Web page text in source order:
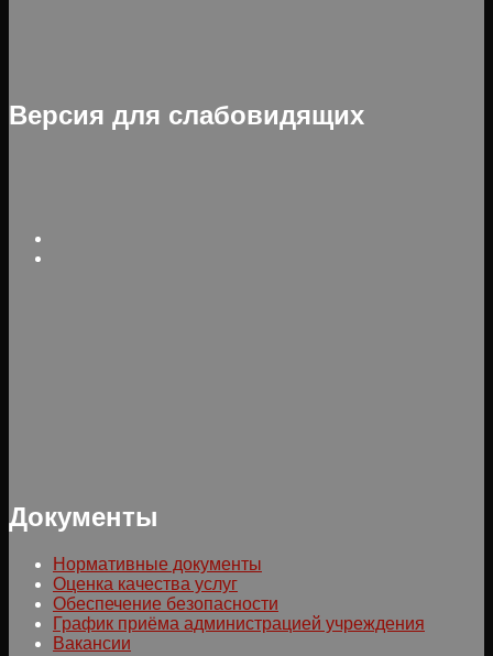
Версия для слабовидящих
Документы
Нормативные документы
Оценка качества услуг
Обеспечение безопасности
График приёма администрацией учреждения
Вакансии